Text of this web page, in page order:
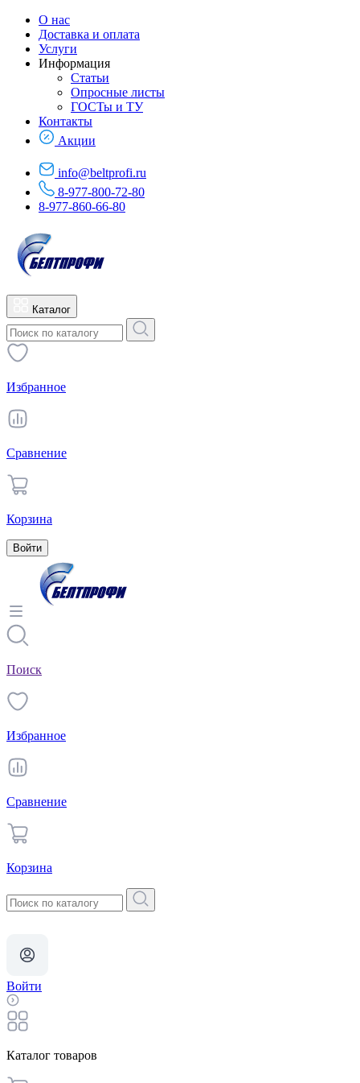
О нас
Доставка и оплата
Услуги
Информация
Статьи
Опросные листы
ГОСТы и ТУ
Контакты
Акции
info@beltprofi.ru
8-977-800-72-80
8-977-860-66-80
Каталог
Избранное
Сравнение
Корзина
Войти
Поиск
Избранное
Сравнение
Корзина
Войти
Каталог товаров